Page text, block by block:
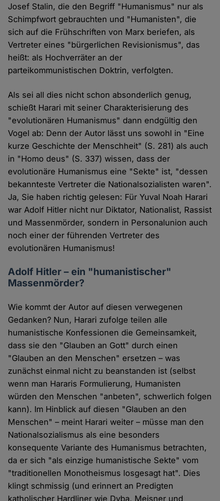
Josef Stalin, die den Begriff "Humanismus" nur als
Schimpfwort gebrauchten und "Humanisten", die
sich auf die Frühschriften von Marx beriefen, als
Vertreter eines "bürgerlichen Revisionismus", das
heißt: als Hochverräter an der
parteikommunistischen Doktrin, verfolgten.
Als sei all dies nicht schon absonderlich genug,
schießt Harari mit seiner Charakterisierung des
"evolutionären Humanismus" dann endgültig den
Vogel ab: Denn der Autor lässt uns sowohl in "Eine
kurze Geschichte der Menschheit" (S. 281) als auch
in "Homo deus" (S. 337) wissen, dass der
evolutionäre Humanismus eine "Sekte" ist, "dessen
bekannteste Vertreter die Nationalsozialisten waren".
Ja, Sie haben richtig gelesen: Für Yuval Noah Harari
war Adolf Hitler nicht nur Diktator, Nationalist, Rassist
und Massenmörder, sondern in Personalunion auch
noch einer der führenden Vertreter des
evolutionären Humanismus!
Adolf Hitler – ein "humanistischer"
Massenmörder?
Wie kommt der Autor auf diesen verwegenen
Gedanken? Nun, Harari zufolge teilen alle
humanistische Konfessionen die Gemeinsamkeit,
dass sie den "Glauben an Gott" durch einen
"Glauben an den Menschen" ersetzen – was
zunächst einmal nicht zu beanstanden ist (selbst
wenn man Hararis Formulierung, Humanisten
würden den Menschen "anbeten", schwerlich folgen
kann). Im Hinblick auf diesen "Glauben an den
Menschen" – meint Harari weiter – müsse man den
Nationalsozialismus als eine besonders
konsequente Variante des Humanismus betrachten,
da er sich "als einzige humanistische Sekte" vom
"traditionellen Monotheismus losgesagt hat". Dies
klingt schmissig (und erinnert an Predigten
katholischer Hardliner wie Dyba, Meisner und